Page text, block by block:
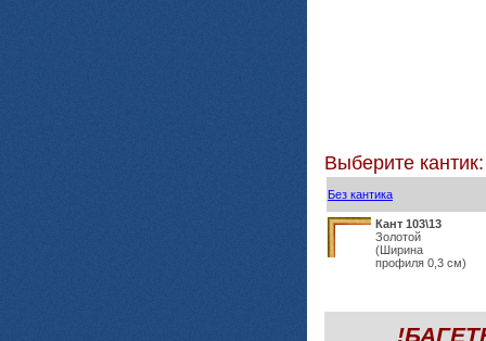
Выберите кантик:
Без кантика
Кант 103\13
Золотой
(Ширина
профиля 0,3 см)